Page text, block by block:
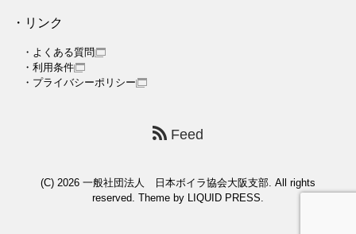
・リンク
・よくある質問
・利用条件
・プライバシーポリシー
Feed
(C) 2026 一般社団法人 日本ボイラ協会大阪支部. All rights
reserved. Theme by LIQUID PRESS.